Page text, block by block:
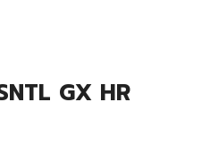
GX HR